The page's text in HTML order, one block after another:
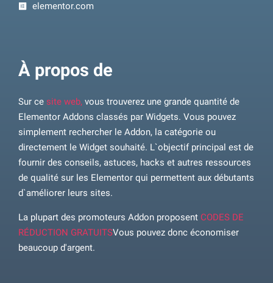
À propos de
Sur ce site web, vous trouverez une grande quantité de
Elementor Addons classés par Widgets. Vous pouvez
simplement rechercher le Addon, la catégorie ou
directement le Widget souhaité. L`objectif principal est de
fournir des conseils, astuces, hacks et autres ressources
de qualité sur les Elementor qui permettent aux débutants
d`améliorer leurs sites.
La plupart des promoteurs Addon proposent CODES DE
RÉDUCTION GRATUITSVous pouvez donc économiser
beaucoup d'argent.
elementor.com